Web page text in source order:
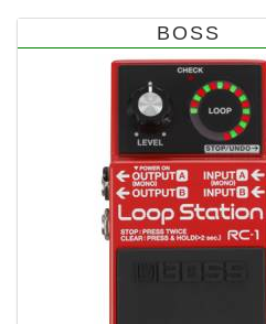
BOSS